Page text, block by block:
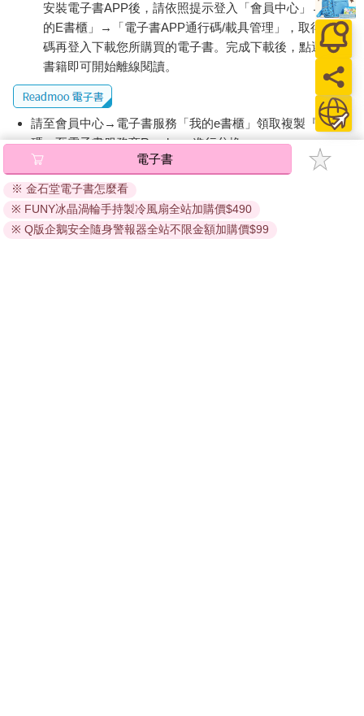
安裝電子書APP後，請依照提示登入「會員中心」→「我
的E書櫃」→「電子書APP通行碼/載具管理」，取得通行
碼再登入下載您所購買的電子書。完成下載後，點選任一
書籍即可開始離線閱讀。
請至會員中心→電子書服務「我的e書櫃」領取複製『兌換
碼』至電子書服務商Readmoo進行兌換。
退換貨須知：
因版權保護，您在金石堂所購買的電子書僅能以金石堂專屬
的閱讀軟體開啟閱讀，無法以其他閱讀器或直接下載檔案。
依據「消費者保護法」第19條及行政院消費者保護處公告之
電子書
※ 金石堂電子書怎麼看
※ FUNY冰晶渦輪手持製冷風扇全站加購價$490
※ Q版企鵝安全隨身警報器全站不限金額加購價$99